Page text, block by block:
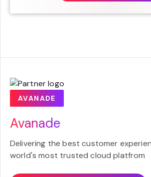
AVANADE
Avanade
Delivering the best customer
world's most trusted cloud platfrom